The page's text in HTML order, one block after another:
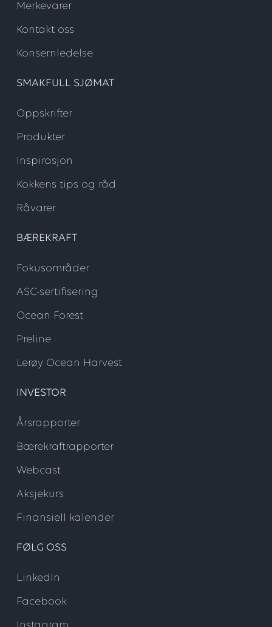
Merkevarer
Kontakt oss
Konsernledelse
SMAKFULL SJØMAT
Oppskrifter
Produkter
Inspirasjon
Kokkens tips og råd
Råvarer
BÆREKRAFT
Fokusområder
ASC-sertifisering
Ocean Forest
Preline
Lerøy Ocean Harvest
INVESTOR
Årsrapporter
Bærekraftrapporter
Webcast
Aksjekurs
Finansiell kalender
FØLG OSS
LinkedIn
Facebook